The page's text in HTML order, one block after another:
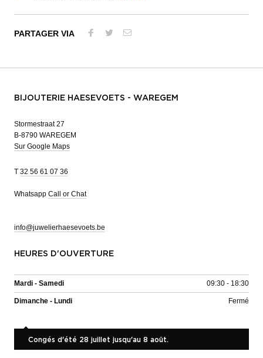
PARTAGER VIA
BIJOUTERIE HAESEVOETS - WAREGEM
Stormestraat 27
B-8790 WAREGEM
Sur Google Maps
T 32 56 61 07 36
Whatsapp Call or Chat
info@juwelierhaesevoets.be
HEURES D'OUVERTURE
Mardi - Samedi 09:30 - 18:30
Dimanche - Lundi Fermé
Congés d'été 28 juillet jusqu'au 8 août.